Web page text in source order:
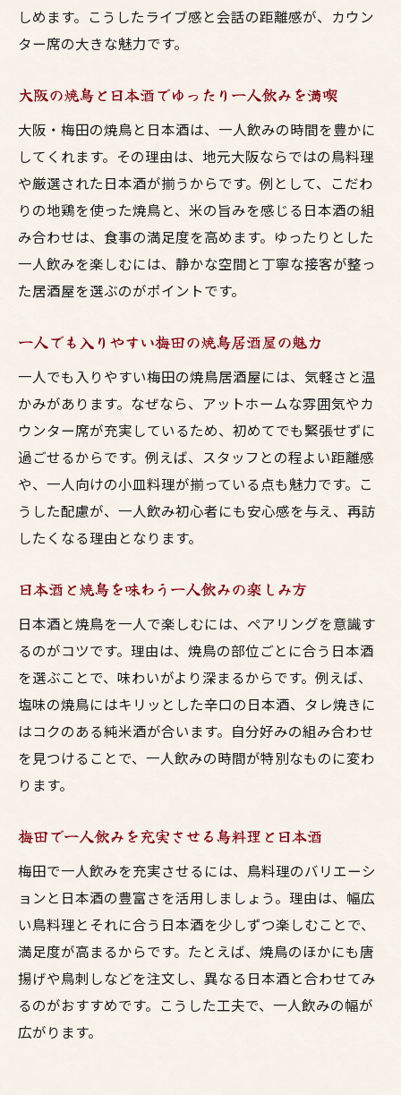
しめます。こうしたライブ感と会話の距離感が、カウン
ター席の大きな魅力です。
大阪の焼鳥と日本酒でゆったり一人飲みを満喫
大阪・梅田の焼鳥と日本酒は、一人飲みの時間を豊かに
してくれます。その理由は、地元大阪ならではの鳥料理
や厳選された日本酒が揃うからです。例として、こだわ
りの地鶏を使った焼鳥と、米の旨みを感じる日本酒の組
み合わせは、食事の満足度を高めます。ゆったりとした
一人飲みを楽しむには、静かな空間と丁寧な接客が整っ
た居酒屋を選ぶのがポイントです。
一人でも入りやすい梅田の焼鳥居酒屋の魅力
一人でも入りやすい梅田の焼鳥居酒屋には、気軽さと温
かみがあります。なぜなら、アットホームな雰囲気やカ
ウンター席が充実しているため、初めてでも緊張せずに
過ごせるからです。例えば、スタッフとの程よい距離感
や、一人向けの小皿料理が揃っている点も魅力です。こ
うした配慮が、一人飲み初心者にも安心感を与え、再訪
したくなる理由となります。
日本酒と焼鳥を味わう一人飲みの楽しみ方
日本酒と焼鳥を一人で楽しむには、ペアリングを意識す
るのがコツです。理由は、焼鳥の部位ごとに合う日本酒
を選ぶことで、味わいがより深まるからです。例えば、
塩味の焼鳥にはキリッとした辛口の日本酒、タレ焼きに
はコクのある純米酒が合います。自分好みの組み合わせ
を見つけることで、一人飲みの時間が特別なものに変わ
ります。
梅田で一人飲みを充実させる鳥料理と日本酒
梅田で一人飲みを充実させるには、鳥料理のバリエーシ
ョンと日本酒の豊富さを活用しましょう。理由は、幅広
い鳥料理とそれに合う日本酒を少しずつ楽しむことで、
満足度が高まるからです。たとえば、焼鳥のほかにも唐
揚げや鳥刺しなどを注文し、異なる日本酒と合わせてみ
るのがおすすめです。こうした工夫で、一人飲みの幅が
広がります。